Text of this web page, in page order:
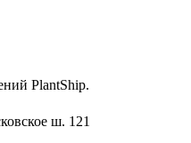
PlantShip.
ш. 121